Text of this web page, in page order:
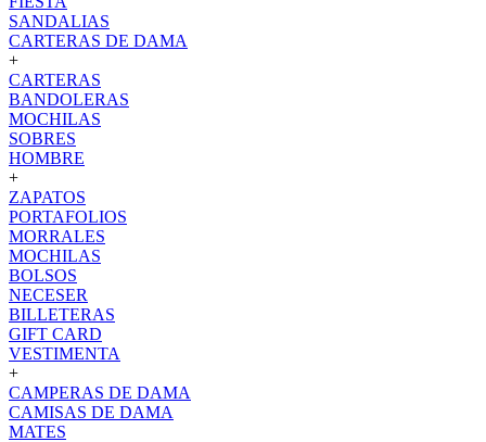
SANDALIAS
CARTERAS DE DAMA
+
CARTERAS
BANDOLERAS
MOCHILAS
SOBRES
HOMBRE
+
ZAPATOS
PORTAFOLIOS
MORRALES
MOCHILAS
BOLSOS
NECESER
BILLETERAS
GIFT CARD
VESTIMENTA
+
CAMPERAS DE DAMA
CAMISAS DE DAMA
MATES